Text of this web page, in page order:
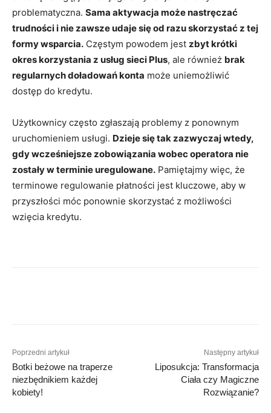
problematyczna. Sama aktywacja może nastręczać
trudności i nie zawsze udaje się od razu skorzystać z tej
formy wsparcia. Częstym powodem jest zbyt krótki
okres korzystania z usług sieci Plus, ale również brak
regularnych doładowań konta może uniemożliwić
dostęp do kredytu.
Użytkownicy często zgłaszają problemy z ponownym
uruchomieniem usługi. Dzieje się tak zazwyczaj wtedy,
gdy wcześniejsze zobowiązania wobec operatora nie
zostały w terminie uregulowane. Pamiętajmy więc, że
terminowe regulowanie płatności jest kluczowe, aby w
przyszłości móc ponownie skorzystać z możliwości
wzięcia kredytu.
Poprzedni artykuł
Botki beżowe na traperze
niezbędnikiem każdej
kobiety!
Następny artykuł
Liposukcja: Transformacja
Ciała czy Magiczne
Rozwiązanie?